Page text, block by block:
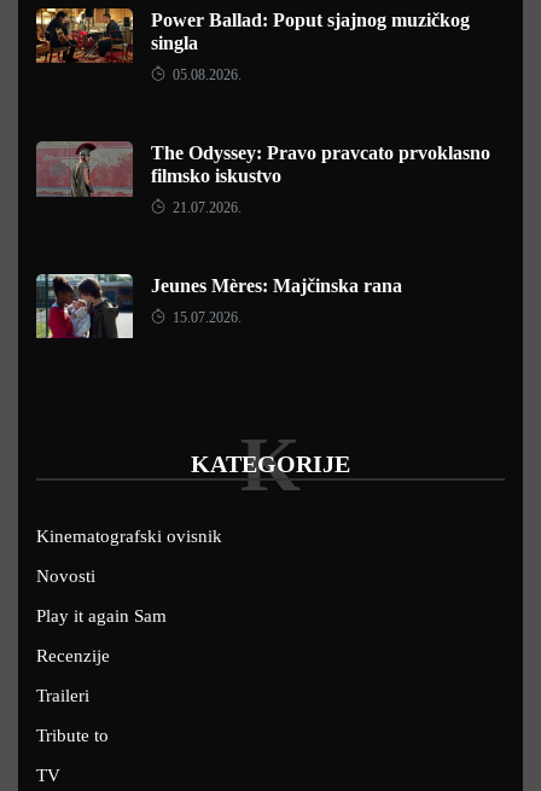
Power Ballad: Poput sjajnog muzičkog
singla
05.08.2026.
The Odyssey: Pravo pravcato prvoklasno
filmsko iskustvo
21.07.2026.
Jeunes Mères: Majčinska rana
15.07.2026.
KATEGORIJE
K
Kinematografski ovisnik
Novosti
Play it again Sam
Recenzije
Traileri
Tribute to
TV